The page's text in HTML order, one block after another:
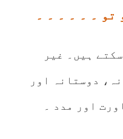
تو ۔ ۔ ۔ ۔ ۔ ۔
ہیں۔ غیر
دوستانہ اور
اور مدد ۔